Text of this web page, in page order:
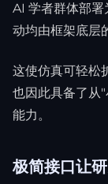
AI 学者群体部
动均由框架底层
这使仿真可轻松
也因此具备了从
能力。
极简接口让